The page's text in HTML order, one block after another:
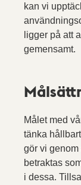
kan vi
ligger på att
gemensamt.
Målet med
tänka
gör vi
betraktas
i dessa.